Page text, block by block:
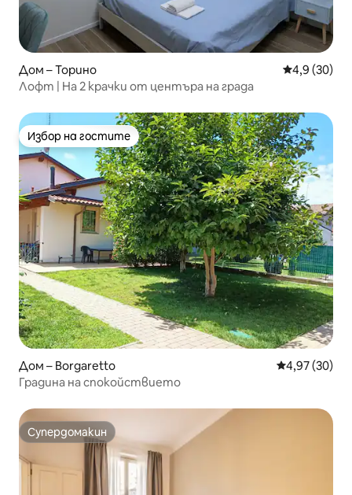
Дом – Торино Средна
4,9 (30)
Лофт | На 2 крачки от центъра на града
Избор на гостите
Избор на гостите
Дом – Borgaretto Средна
4,97 (30)
Градина на спокойствието
Супердомакин
Супердомакин